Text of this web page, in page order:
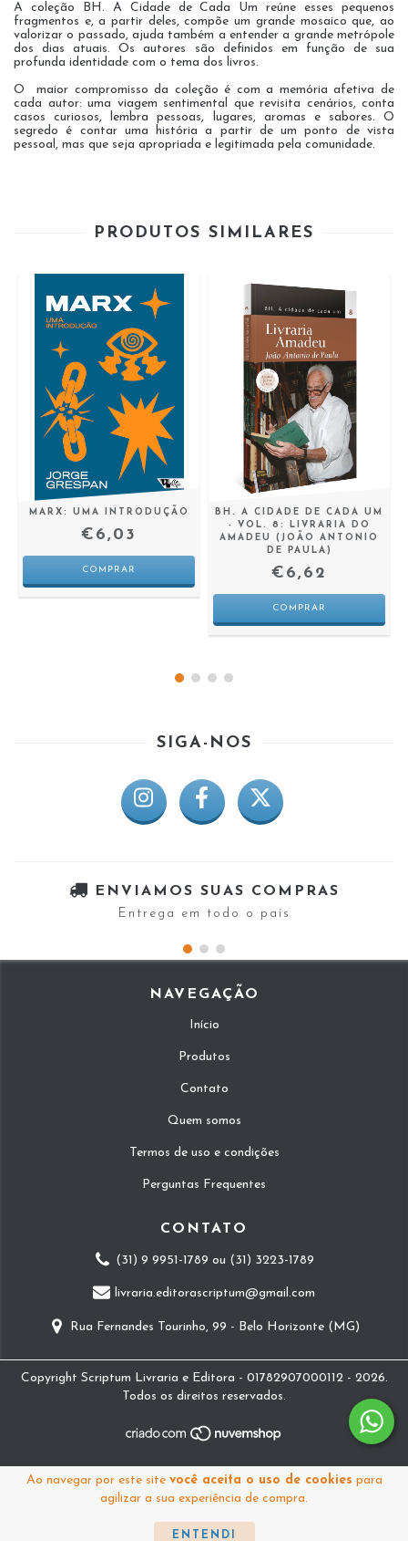
Ao navegar por este site você aceita o uso de cookies para
agilizar a sua experiência de compra.
ENTENDI
​A coleção BH. A Cidade de Cada Um reúne esses pequenos
fragmentos e, a partir deles, compõe um grande mosaico que, ao
valorizar o passado, ajuda também a entender a grande metrópole
dos dias atuais. Os autores são definidos em função de sua
profunda identidade com o tema dos livros.
O maior compromisso da coleção é com a memória afetiva de
cada autor: uma viagem sentimental que revisita cenários, conta
casos curiosos, lembra pessoas, lugares, aromas e sabores. O
segredo é contar uma história a partir de um ponto de vista
pessoal, mas que seja apropriada e legitimada pela comunidade.
PRODUTOS SIMILARES
MARX: UMA INTRODUÇÃO
€6,03
BH. A CIDADE DE CADA UM
- VOL. 8: LIVRARIA DO
AMADEU (JOÃO ANTONIO
DE PAULA)
€6,62
SIGA-NOS
ENVIAMOS SUAS COMPRAS
Entrega em todo o país
NAVEGAÇÃO
Início
Produtos
Contato
Quem somos
Termos de uso e condições
Perguntas Frequentes
CONTATO
(31) 9 9951-1789 ou (31) 3223-1789
livraria.editorascriptum@gmail.com
Rua Fernandes Tourinho, 99 - Belo Horizonte (MG)
Copyright Scriptum Livraria e Editora - 01782907000112 - 2026.
Todos os direitos reservados.